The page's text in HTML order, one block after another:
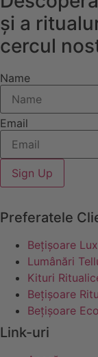
și a
cercul
Name
Email
Sign Up
Preferatele
Bețișoare
Lumânări
Kituri
Bețișoare
Bețișoare
Link-uri